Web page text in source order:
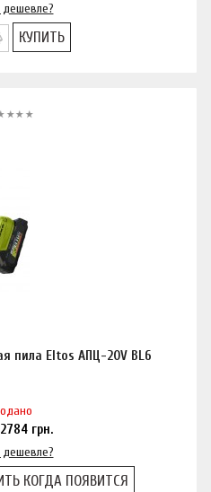
КУПИТЬ
пила Eltos АПЦ-20V BL6
2784грн.
КОГДА ПОЯВИТСЯ